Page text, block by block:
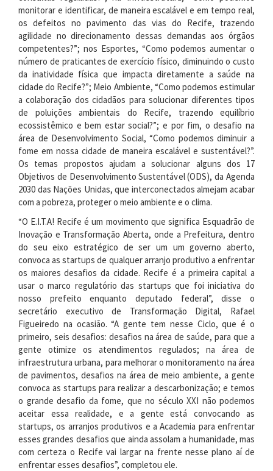
monitorar e identificar, de maneira escalável e em tempo real,
os defeitos no pavimento das vias do Recife, trazendo
agilidade no direcionamento dessas demandas aos órgãos
competentes?”; nos Esportes, “Como podemos aumentar o
número de praticantes de exercício físico, diminuindo o custo
da inatividade física que impacta diretamente a saúde na
cidade do Recife?”; Meio Ambiente, “Como podemos estimular
a colaboração dos cidadãos para solucionar diferentes tipos
de poluições ambientais do Recife, trazendo equilíbrio
ecossistêmico e bem estar social?”; e por fim, o desafio na
área de Desenvolvimento Social, “Como podemos diminuir a
fome em nossa cidade de maneira escalável e sustentável?”.
Os temas propostos ajudam a solucionar alguns dos 17
Objetivos de Desenvolvimento Sustentável (ODS), da Agenda
2030 das Nações Unidas, que interconectados almejam acabar
com a pobreza, proteger o meio ambiente e o clima.
“O E.I.T.A! Recife é um movimento que significa Esquadrão de
Inovação e Transformação Aberta, onde a Prefeitura, dentro
do seu eixo estratégico de ser um um governo aberto,
convoca as startups de qualquer arranjo produtivo a enfrentar
os maiores desafios da cidade. Recife é a primeira capital a
usar o marco regulatório das startups que foi iniciativa do
nosso prefeito enquanto deputado federal”, disse o
secretário executivo de Transformação Digital, Rafael
Figueiredo na ocasião. “A gente tem nesse Ciclo, que é o
primeiro, seis desafios: desafios na área de saúde, para que a
gente otimize os atendimentos regulados; na área de
infraestrutura urbana, para melhorar o monitoramento na área
de pavimentos, desafios na área de meio ambiente, a gente
convoca as startups para realizar a descarbonização; e temos
o grande desafio da fome, que no século XXI não podemos
aceitar essa realidade, e a gente está convocando as
startups, os arranjos produtivos e a Academia para enfrentar
esses grandes desafios que ainda assolam a humanidade, mas
com certeza o Recife vai largar na frente nesse plano aí de
enfrentar esses desafios”, completou ele.